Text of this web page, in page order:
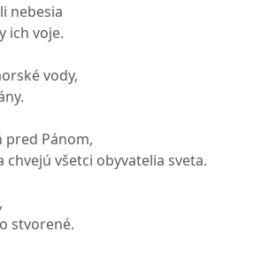
nebesia
ich voje.
vody,
pred Pánom,
všetci obyvatelia sveta.
stvorené.